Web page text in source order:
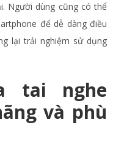
Người dùng cũng có thể
để dễ dàng điều
lại trải nghiệm sử dụng
tai nghe
và phù